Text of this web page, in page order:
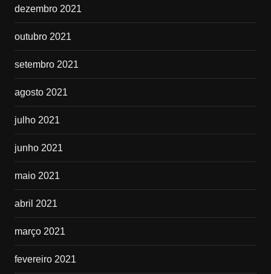
dezembro 2021
outubro 2021
setembro 2021
agosto 2021
julho 2021
junho 2021
maio 2021
abril 2021
março 2021
fevereiro 2021